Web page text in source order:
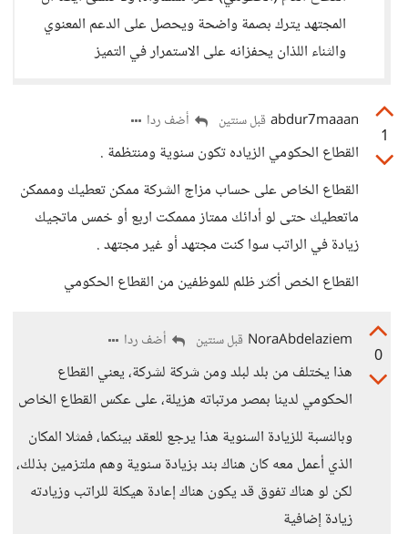
المجتهد يترك بصمة واضحة ويحصل على الدعم المعنوي
والثناء اللذان يحفزانه على الاستمرار في التميز
1
abdur7maaan قبل سنتين أضف ردا
القطاع الحكومي الزياده تكون سنوية ومنتظمة .
القطاع الخاص على حساب مزاج الشركة ممكن تعطيك ومممكن
ماتعطيك حتى لو أدائك ممتاز مممكت اربع أو خمس ماتجيك
زيادة في الراتب سوا كنت مجتهد أو غير مجتهد .
القطاع الخص أكثر ظلم للموظفين من القطاع الحكومي
0
NoraAbdelaziem قبل سنتين أضف ردا
هذا يختلف من بلد لبلد ومن شركة لشركة، يعني القطاع
الحكومي لدينا بمصر مرتباته هزيلة، على عكس القطاع الخاص
وبالنسبة للزيادة السنوية هذا يرجع للعقد بينكما، فمثلا المكان
الذي أعمل معه كان هناك بند بزيادة سنوية وهم ملتزمين بذلك،
لكن لو هناك تفوق قد يكون هناك إعادة هيكلة للراتب وزيادته
زيادة إضافية